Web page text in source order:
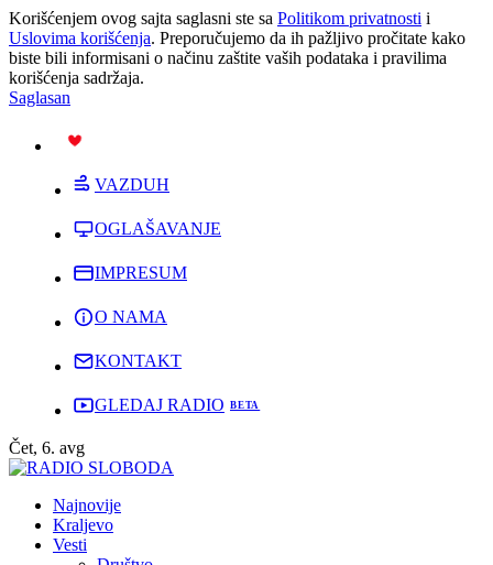
Korišćenjem ovog sajta saglasni ste sa Politikom privatnosti i
Uslovima korišćenja. Preporučujemo da ih pažljivo pročitate kako
biste bili informisani o načinu zaštite vaših podataka i pravilima
korišćenja sadržaja.
Saglasan
VAZDUH
OGLAŠAVANJE
IMPRESUM
O NAMA
KONTAKT
GLEDAJ RADIO
Čet, 6. avg
Najnovije
Kraljevo
Vesti